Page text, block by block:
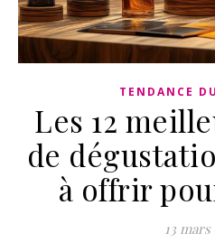
TENDANCE
Les 12
de
à offrir
13 mars